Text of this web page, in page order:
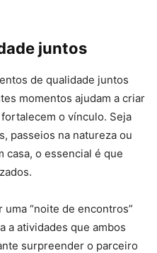
juntos
de qualidade juntos
momentos ajudam a criar
o vínculo. Seja
passeios na natureza ou
casa, o essencial é que
“noite de encontros”
a atividades que ambos
surpreender o parceiro